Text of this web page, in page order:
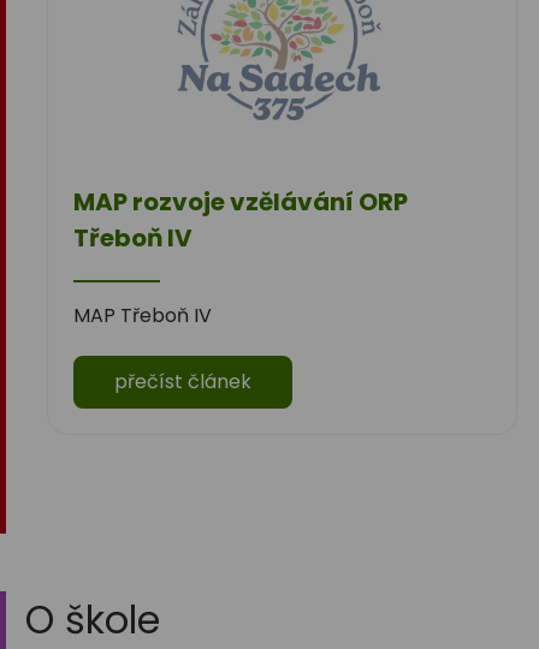
MAP rozvoje vzělávání ORP
Třeboň IV
MAP Třeboň IV
přečíst článek
O škole